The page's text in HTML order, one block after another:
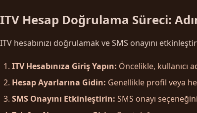
ITV Hesap Doğrulama Süreci:
ITV hesabınızı doğrulamak ve SMS onayını
ITV Hesabınıza Giriş Yapın: Öncelikle, kullanıcı
Hesap Ayarlarına Gidin: Genellikle profil veya
SMS Onayını Etkinleştirin: SMS onayı